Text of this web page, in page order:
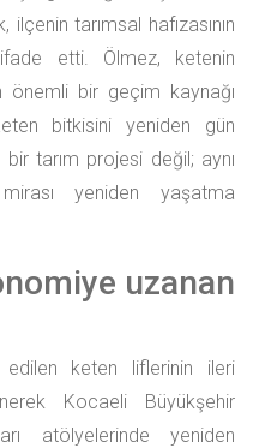
tarımsal hafızasının
ifade etti. Ölmez, ketenin
önemli bir geçim kaynağı
bitkisini yeniden gün
tarım projesi değil; aynı
yeniden yaşatma
uzanan
keten liflerinin ileri
Kocaeli Büyükşehir
atölyelerinde yeniden